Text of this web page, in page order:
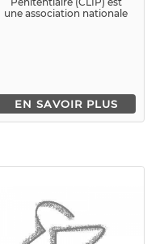
une association nationale
EN SAVOIR PLUS